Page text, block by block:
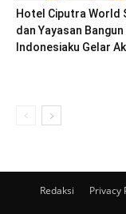
Hotel Ciputra World
dan Yayasan
Indonesiaku Gelar
Redaksi Privacy